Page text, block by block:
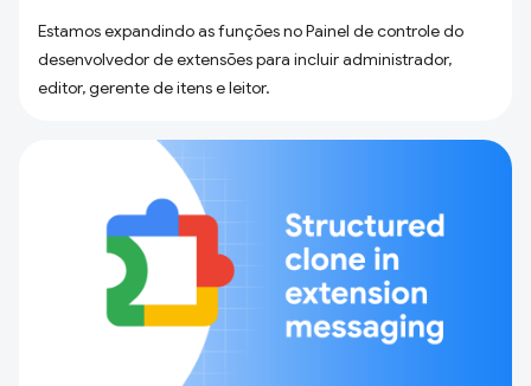
Estamos expandindo as funções no Painel de controle do
desenvolvedor de extensões para incluir administrador,
editor, gerente de itens e leitor.